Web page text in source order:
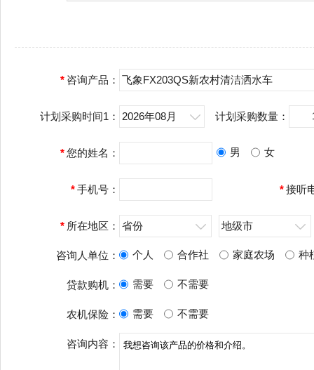
* 咨询产品： 飞象FX203QS新农村清洁洒水车
计划采购时间1： 2026年08月 计划采购数量：
*您的姓名： 男 女
*手机号： *接听
* 所在地区： 省份 地级市
咨询人单位： 个人 合作社 家庭农场 种
贷款购机： 需要 不需要
农机保险： 需要 不需要
咨询内容：